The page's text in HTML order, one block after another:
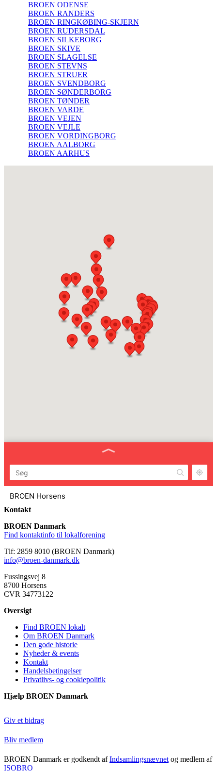
BROEN ODENSE
BROEN RANDERS
BROEN RINGKØBING-SKJERN
BROEN RUDERSDAL
BROEN SILKEBORG
BROEN SKIVE
BROEN SLAGELSE
BROEN STEVNS
BROEN STRUER
BROEN SVENDBORG
BROEN SØNDERBORG
BROEN TØNDER
BROEN VARDE
BROEN VEJEN
BROEN VEJLE
BROEN VORDINGBORG
BROEN AALBORG
BROEN AARHUS
BROEN Horsens
Horsens
BROEN Frederikshavn
Frederikshavn
BROEN Frederikssund
BROEN Greve
BROEN Guldborgsund
Guldborgsund
BROEN Haderslev
Haderslev
BROEN Halsnæs
Halsnæs
BROEN Hedensted
Herlev
Kontakt
BROEN Danmark
Find kontaktinfo til lokalforening
Tlf: 2859 8010 (BROEN Danmark)
info@broen-danmark.dk
Fussingsvej 8
8700 Horsens
CVR 34773122
Oversigt
Find BROEN lokalt
Om BROEN Danmark
Den gode historie
Nyheder & events
Kontakt
Handelsbetingelser
Privatlivs- og cookiepolitik
Hjælp BROEN Danmark
Giv et bidrag
Bliv medlem
BROEN Danmark er godkendt afIndsamlingsnævnet og medlem af
ISOBRO